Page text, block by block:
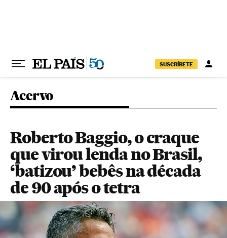
SUSCRÍBETE
Acervo
Roberto Baggio, o craque
que virou lenda no Brasil,
‘batizou’ bebês na década
de 90 após o tetra